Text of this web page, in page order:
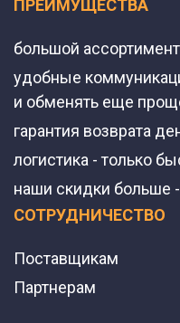
ПРЕИМУЩЕСТВА
большой
удобные
и обменять еще
гарантия возврата
логистика - только
наши скидки больше -
СОТРУДНИЧЕСТВО
Поставщикам
Партнерам